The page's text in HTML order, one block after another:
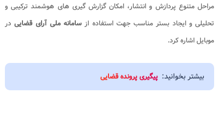
مراحل متنوع پردازش و انتشار، امکان گزارش گیری های هوشمند ترکیبی و
تحلیلی و ایجاد بستر مناسب جهت استفاده از سامانه ملی آرای قضاییدر
موبایل اشاره کرد.
بیشتر بخوانید: پیگیری پرونده قضایی